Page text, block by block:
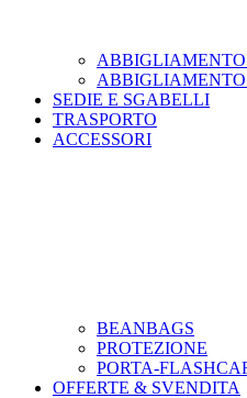
ABBIGLIAMENTO
SEDIE E SGABELLI
TRASPORTO
ACCESSORI
BEANBAGS
PROTEZIONE
PORTA-
OFFERTE & SVENDITA